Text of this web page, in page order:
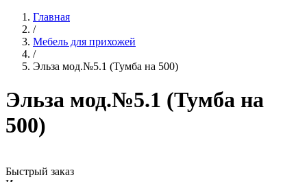
Главная
/
Мебель для прихожей
/
Эльза мод.№5.1 (Тумба на 500)
Эльза мод.№5.1 (Тумба на
500)
Быстрый заказ